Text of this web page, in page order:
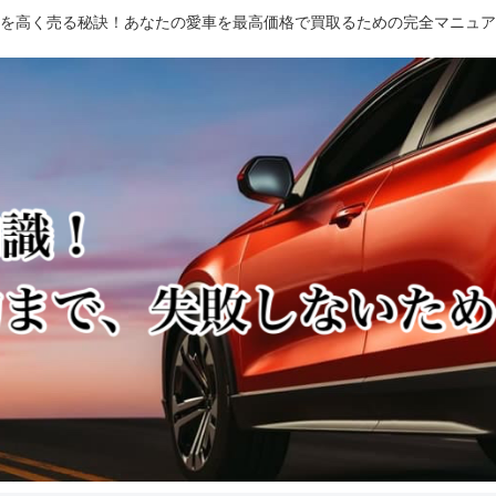
高く売る秘訣！あなたの愛車を最高価格で買取るための完全マニュ